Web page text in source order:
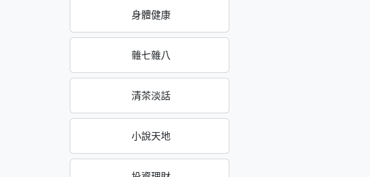
身體健康
雜七雜八
清茶淡話
小說天地